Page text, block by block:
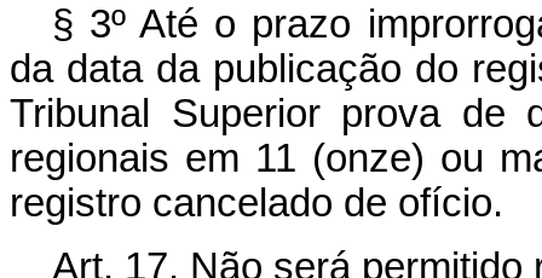
§ 3º Até o prazo
da data da publicação do
Tribunal Superior prova de
regionais em 11 (onze) ou
registro cancelado de ofício.
Art. 17. Não será